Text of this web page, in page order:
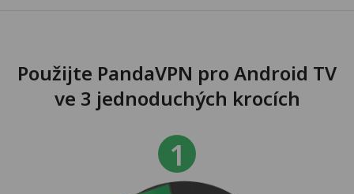
Použijte PandaVPN pro Android TV
ve 3 jednoduchých krocích